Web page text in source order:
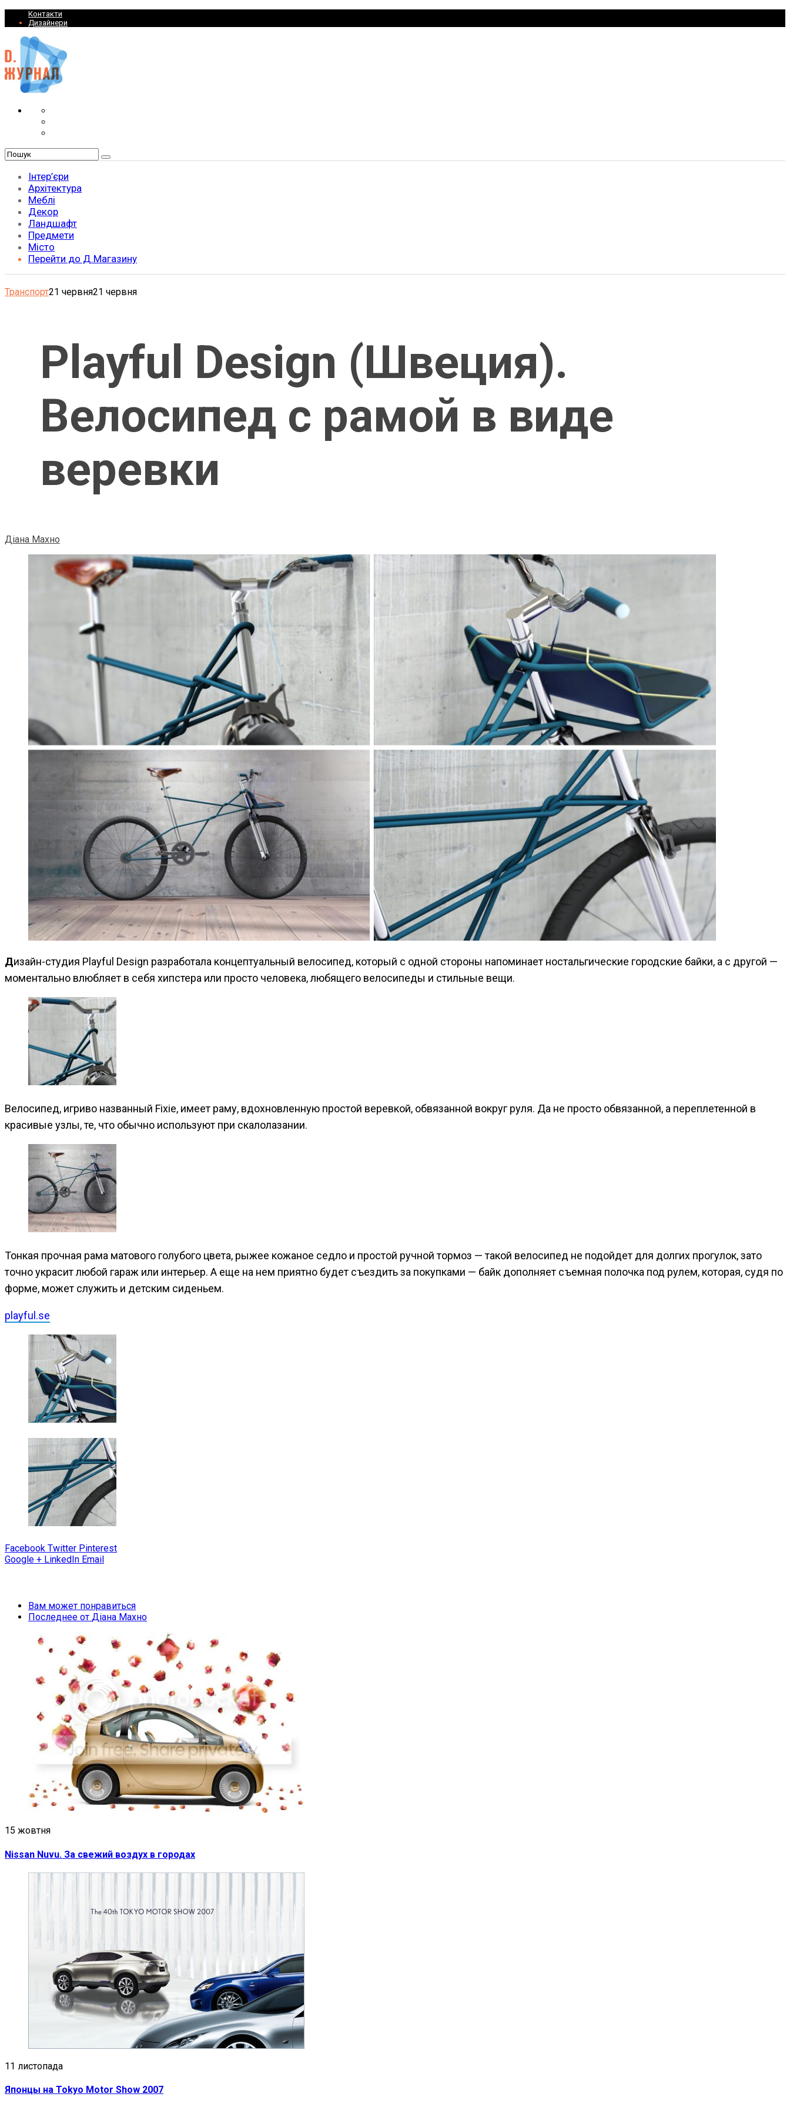
Контакти
Дизайнери
Інтер’єри
Архітектура
Меблі
Декор
Ландшафт
Предмети
Місто
Перейти до Д.Магазину
Транспорт21 червня21 червня
Playful Design (Швеция).
Велосипед с рамой в виде
веревки
Діана Махно
Дизайн-студия Playful Design разработала концептуальный велосипед, который с одной стороны напоминает ностальгические городские байки, а с другой —
моментально влюбляет в себя хипстера или просто человека, любящего велосипеды и стильные вещи.
Велосипед, игриво названный Fixie, имеет раму, вдохновленную простой веревкой, обвязанной вокруг руля. Да не просто обвязанной, а переплетенной в
красивые узлы, те, что обычно используют при скалолазании.
Тонкая прочная рама матового голубого цвета, рыжее кожаное седло и простой ручной тормоз — такой велосипед не подойдет для долгих прогулок, зато
точно украсит любой гараж или интерьер. А еще на нем приятно будет съездить за покупками — байк дополняет съемная полочка под рулем, которая, судя по
форме, может служить и детским сиденьем.
playful.se
Facebook Twitter Pinterest
Google + LinkedIn Email
Вам может понравиться
Последнее от Діана Махно
15 жовтня
Nissan Nuvu. За свежий воздух в городах
11 листопада
Японцы на Tokyo Motor Show 2007